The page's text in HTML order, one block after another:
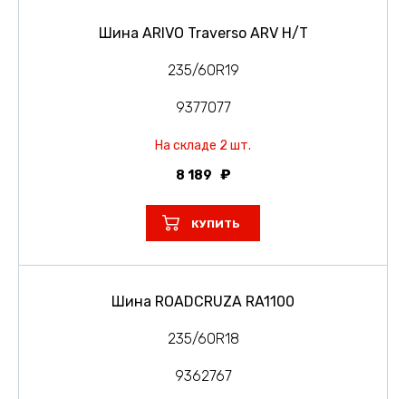
Шина ARIVO Traverso ARV H/T
235/60R19
9377077
На складе 2 шт.
8 189
КУПИТЬ
Шина ROADCRUZA RA1100
235/60R18
9362767